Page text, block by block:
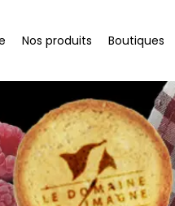
Nos produits Boutiques